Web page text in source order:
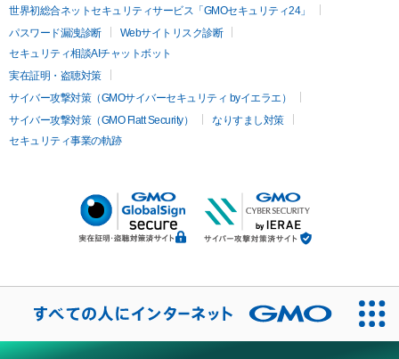
世界初総合ネットセキュリティサービス「GMOセキュリティ24」
パスワード漏洩診断
Webサイトリスク診断
セキュリティ相談AIチャットボット
実在証明・盗聴対策
サイバー攻撃対策（GMOサイバーセキュリティ byイエラエ）
サイバー攻撃対策（GMO Flatt Security）
なりすまし対策
セキュリティ事業の軌跡